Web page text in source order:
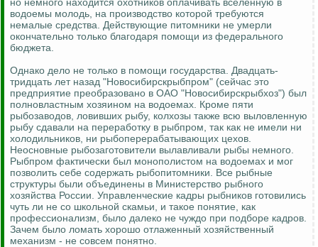
водоемы молодь, на производство которой требуются
немалые средства. Действующие питомники не умерли
окончательно только благодаря помощи из федерального
бюджета.
Однако дело не только в помощи государства. Двадцать-
тридцать лет назад "Новосибирскрыбпром" (сейчас это
предприятие преобразовано в ОАО "Новосибирскрыбхоз") был
полновластным хозяином на водоемах. Кроме пяти
рыбозаводов, ловивших рыбу, колхозы также всю выловленную
рыбу сдавали на переработку в рыбпром, так как не имели ни
холодильников, ни рыбоперерабатывающих цехов.
Неосновные рыбозаготовители вылавливали рыбы немного.
Рыбпром фактически был монополистом на водоемах и мог
позволить себе содержать рыбопитомники. Все рыбные
структуры были объединены в Министерство рыбного
хозяйства России. Управленческие кадры рыбников готовились
чуть ли не со школьной скамьи, и такое понятие, как
профессионализм, было далеко не чуждо при подборе кадров.
Зачем было ломать хорошо отлаженный хозяйственный
механизм - не совсем понятно.